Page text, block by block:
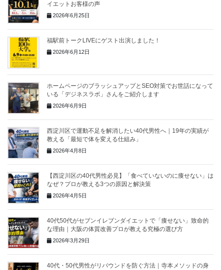
イエットお客様の声
2026年6月25日
福駅前トークLIVEにゲスト出演しました！
2026年6月12日
ホームページのブラッシュアップとSEO対策でお世話になって
いる「デジネスラボ」さんをご紹介します
2026年6月9日
西淀川区で運動不足を解消したい40代男性へ｜19年の実績が
教える「最短で体を変える仕組み」
2026年4月8日
【西淀川区の40代男性必見】「食べていないのに痩せない」は
なぜ？プロが教える3つの原因と解決策
2026年4月5日
40代50代がセブンイレブンダイエットで「痩せない」致命的
な理由｜大阪の体質改善プロが教える究極の選び方
2026年3月29日
40代・50代男性がリバウンドを防ぐ方法｜寺本メソッドの身